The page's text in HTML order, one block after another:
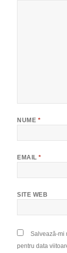
NUME *
EMAIL*
SITE WEB
Salvează-mi
pentru data